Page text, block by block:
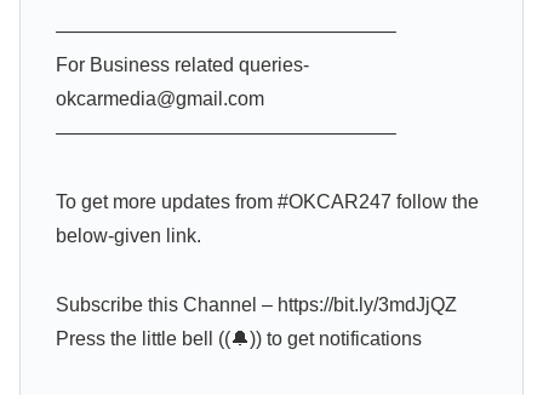
—————————————————–
For Business related queries-
okcarmedia@gmail.com
—————————————————–
To get more updates from #OKCAR247​ follow the
below-given link.
Subscribe this Channel – https://bit.ly/3mdJjQZ​
Press the little bell ((🔔)) to get notifications